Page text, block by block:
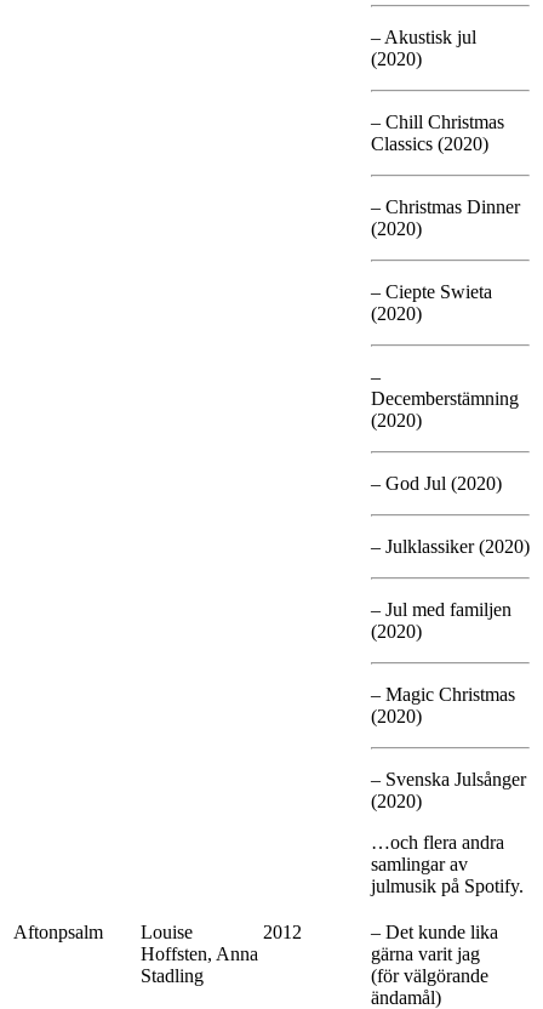
– Akustisk jul
(2020)
– Chill Christmas
Classics (2020)
– Christmas Dinner
(2020)
– Ciepte Swieta
(2020)
–
Decemberstämning
(2020)
– God Jul (2020)
– Julklassiker (2020)
– Jul med familjen
(2020)
– Magic Christmas
(2020)
– Svenska Julsånger
(2020)
…och flera andra
samlingar av
julmusik på Spotify.
Aftonpsalm
Louise
Hoffsten, Anna
Stadling
2012
– Det kunde lika
gärna varit jag
(för välgörande
ändamål)